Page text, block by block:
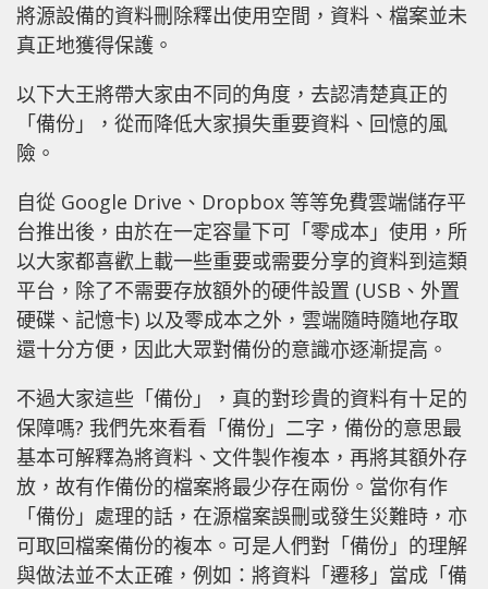
將源設備的資料刪除釋出使用空間，資料、檔案並未
真正地獲得保護。
以下大王將帶大家由不同的角度，去認清楚真正的
「備份」，從而降低大家損失重要資料、回憶的風
險。
自從 Google Drive、Dropbox 等等免費雲端儲存平
台推出後，由於在一定容量下可「零成本」使用，所
以大家都喜歡上載一些重要或需要分享的資料到這類
平台，除了不需要存放額外的硬件設置 (USB、外置
硬碟、記憶卡) 以及零成本之外，雲端隨時隨地存取
還十分方便，因此大眾對備份的意識亦逐漸提高。
不過大家這些「備份」，真的對珍貴的資料有十足的
保障嗎? 我們先來看看「備份」二字，備份的意思最
基本可解釋為將資料、文件製作複本，再將其額外存
放，故有作備份的檔案將最少存在兩份。當你有作
「備份」處理的話，在源檔案誤刪或發生災難時，亦
可取回檔案備份的複本。可是人們對「備份」的理解
與做法並不太正確，例如：將資料「遷移」當成「備